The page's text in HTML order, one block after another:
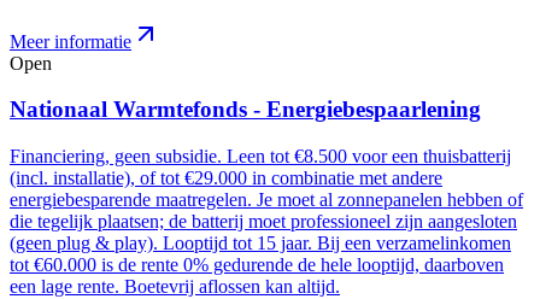
Meer informatie
Open
Nationaal Warmtefonds - Energiebespaarlening
Financiering, geen subsidie. Leen tot €8.500 voor een thuisbatterij
(incl. installatie), of tot €29.000 in combinatie met andere
energiebesparende maatregelen. Je moet al zonnepanelen hebben of
die tegelijk plaatsen; de batterij moet professioneel zijn aangesloten
(geen plug & play). Looptijd tot 15 jaar. Bij een verzamelinkomen
tot €60.000 is de rente 0% gedurende de hele looptijd, daarboven
een lage rente. Boetevrij aflossen kan altijd.